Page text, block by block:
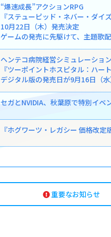
“爆速成長”アクションRPG
『ステューピッド・ネバー・ダイ
10月22日（木）発売決定
ゲームの発売に先駆けて、主題歌
ヘンテコ病院経営シミュレーショ
『ツーポイントホスピタル：ハー
デジタル版の発売日が9月16日（水
セガとNVIDIA、秋葉原で特別イベ
『ホグワーツ・レガシー 価格改
重要なお知らせ